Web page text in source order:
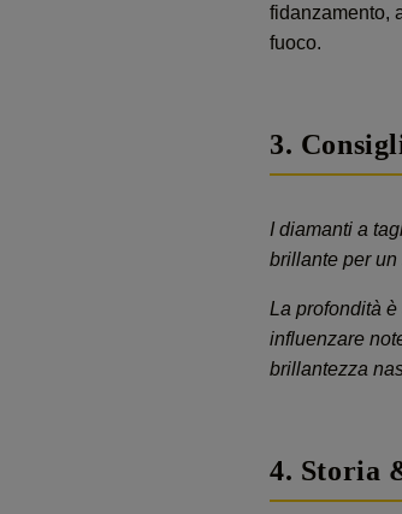
fidanzamento,
fuoco.
3.
I diamanti a
brillante per
La profondità
influenzare
brillantezza
4. Storia